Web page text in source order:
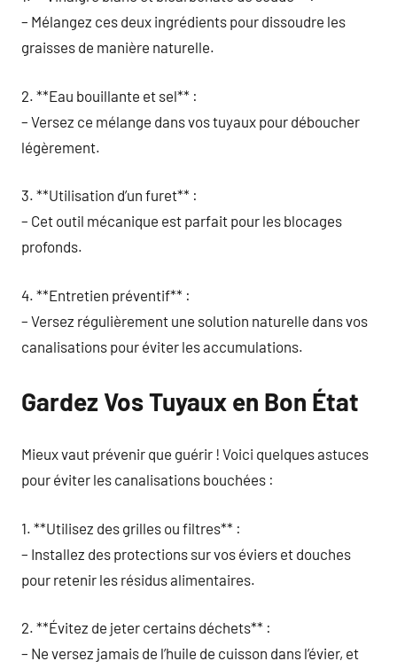
– Mélangez ces deux ingrédients pour dissoudre les
graisses de manière naturelle.
2. **Eau bouillante et sel** :
– Versez ce mélange dans vos tuyaux pour déboucher
légèrement.
3. **Utilisation d’un furet** :
– Cet outil mécanique est parfait pour les blocages
profonds.
4. **Entretien préventif** :
– Versez régulièrement une solution naturelle dans vos
canalisations pour éviter les accumulations.
Gardez Vos Tuyaux en Bon État
Mieux vaut prévenir que guérir ! Voici quelques astuces
pour éviter les canalisations bouchées :
1. **Utilisez des grilles ou filtres** :
– Installez des protections sur vos éviers et douches
pour retenir les résidus alimentaires.
2. **Évitez de jeter certains déchets** :
– Ne versez jamais de l’huile de cuisson dans l’évier, et